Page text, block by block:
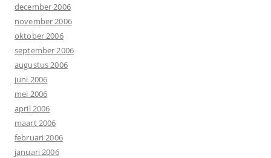
december 2006
november 2006
oktober 2006
september 2006
augustus 2006
juni 2006
mei 2006
april 2006
maart 2006
februari 2006
januari 2006